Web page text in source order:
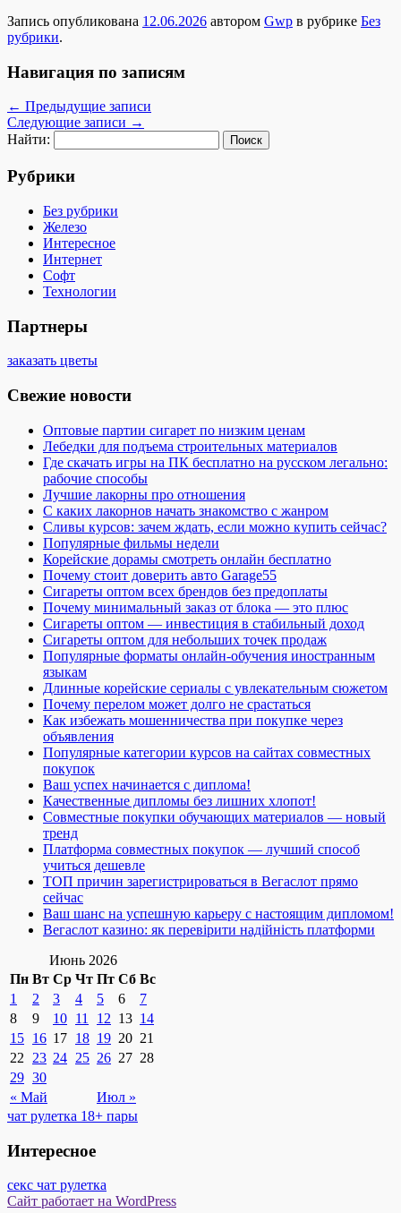
Запись опубликована 12.06.2026 автором Gwp в рубрике Без
рубрики.
Навигация по записям
← Предыдущие записи
Следующие записи →
Найти:
Рубрики
Без рубрики
Железо
Интересное
Интернет
Софт
Технологии
Партнеры
заказать цветы
Свежие новости
Оптовые партии сигарет по низким ценам
Лебедки для подъема строительных материалов
Где скачать игры на ПК бесплатно на русском легально:
рабочие способы
Лучшие лакорны про отношения
С каких лакорнов начать знакомство с жанром
Сливы курсов: зачем ждать, если можно купить сейчас?
Популярные фильмы недели
Корейские дорамы смотреть онлайн бесплатно
Почему стоит доверить авто Garage55
Сигареты оптом всех брендов без предоплаты
Почему минимальный заказ от блока — это плюс
Сигареты оптом — инвестиция в стабильный доход
Сигареты оптом для небольших точек продаж
Популярные форматы онлайн-обучения иностранным
языкам
Длинные корейские сериалы с увлекательным сюжетом
Почему перелом может долго не срастаться
Как избежать мошенничества при покупке через
объявления
Популярные категории курсов на сайтах совместных
покупок
Ваш успех начинается с диплома!
Качественные дипломы без лишних хлопот!
Совместные покупки обучающих материалов — новый
тренд
Платформа совместных покупок — лучший способ
учиться дешевле
ТОП причин зарегистрироваться в Вегаслот прямо
сейчас
Ваш шанс на успешную карьеру с настоящим дипломом!
Вегаслот казино: як перевірити надійність платформи
Июнь 2026
Пн Вт Ср Чт Пт Сб Вс
« Май Июл »
1 2 3 4 5 6
7
8
9 10 11 12 13 14
15 16 17 18 19 20 21
22
23 24 25 26 27 28
29 30
чат рулетка 18+ пары
Интересное
секс чат рулетка
Сайт работает на WordPress